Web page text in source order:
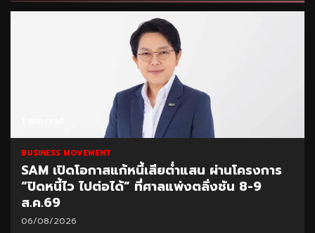
BUSINESS MOVEMENT
SCB Academy ร่วมเวทีมนุษย์ต่างวัย Fest
2026 แชร์ผลสำเร็จ Smart Retiree
04/08/2026